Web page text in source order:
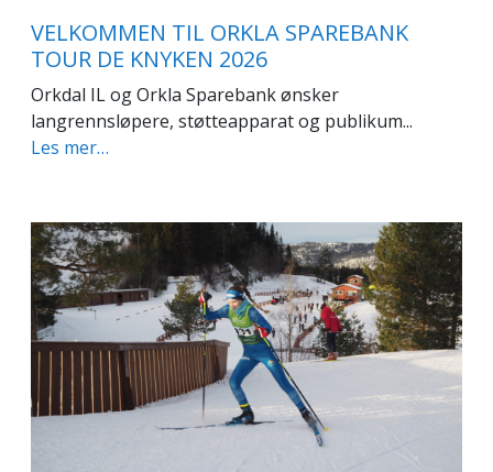
VELKOMMEN TIL ORKLA SPAREBANK
TOUR DE KNYKEN 2026
Orkdal IL og Orkla Sparebank ønsker
langrennsløpere, støtteapparat og publikum...
Les mer…